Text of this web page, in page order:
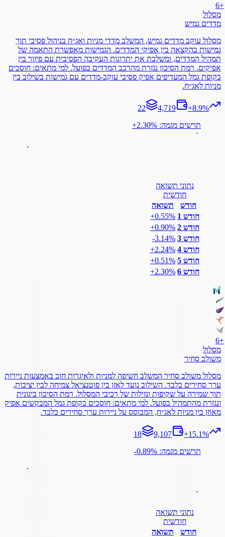
+
6
מסלול
מדדים גמיש
מסלול עוקב מדדים גמיש, המשלב מדדי מניות ואג״ח בניהול פסיבי תוך
גמישות בהקצאה בין אפיקי המדדים. הגמישות מאפשרת התאמה של
תמהיל המדדים, ומשלבת את יתרונות העקיבה הפסיבית עם פיזור בין
אפיקים. רמת הסיכון נגזרת מהרכב המדדים בפועל. למי מתאים: חוסכים
בקופת גמל המעדיפים אפיק פסיבי עוקב-מדדים עם גמישות בשילוב בין
מניות לאג״ח.
+8.9%
4,719
22
תרשים מגמה: ‎+2.30%
נתוני תשואה
חודשית
חודש
תשואה
חודש 1
‎+0.55%
חודש 2
‎+0.90%
חודש 3
‎-3.14%
חודש 4
‎+2.24%
חודש 5
‎+0.51%
חודש 6
‎+2.30%
+
6
מסלול
משולב סחיר
מסלול משולב סחיר המשלב חשיפה למניות ולאיגרות חוב באמצעות ניירות
ערך סחירים בלבד. השילוב נועד לאזן בין פוטנציאל צמיחה לבין יציבות,
תוך שמירה על שקיפות ונזילות של רכיבי המסלול. רמת הסיכון בינונית
ונגזרת מהתמהיל בפועל. למי מתאים: חוסכים בקופת גמל המבקשים אפיק
מאוזן בין מניות לאג״ח, המבוסס על ניירות ערך סחירים בלבד.
+15.1%
9,107
18
תרשים מגמה: ‎-0.89%
נתוני תשואה
חודשית
חודש
תשואה